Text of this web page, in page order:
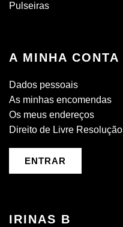
Pulseiras
A MINHA CONTA
Dados pessoais
As minhas encomendas
Os meus endereços
Direito de Livre Resolução
ENTRAR
IRINAS B